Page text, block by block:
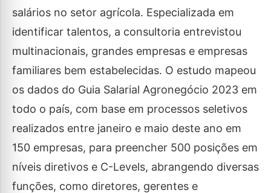
salários no setor agrícola. Especializada em
identificar talentos, a consultoria entrevistou
multinacionais, grandes empresas e empresas
familiares bem estabelecidas. O estudo mapeou
os dados do Guia Salarial Agronegócio 2023 em
todo o país, com base em processos seletivos
realizados entre janeiro e maio deste ano em
150 empresas, para preencher 500 posições em
níveis diretivos e C-Levels, abrangendo diversas
funções, como diretores, gerentes e